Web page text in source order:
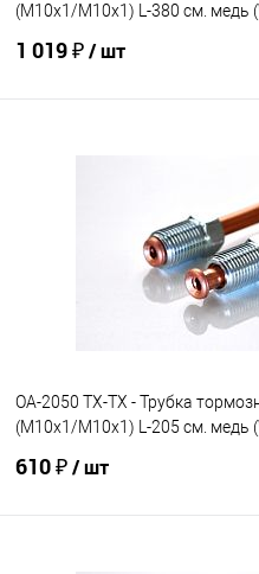
(М10х1/М10х1) L-380 см. медь
1 019 ₽/ шт
OA-2050 TX-TX - Трубка
(М10х1/М10х1) L-205 см. медь
610 ₽/ шт